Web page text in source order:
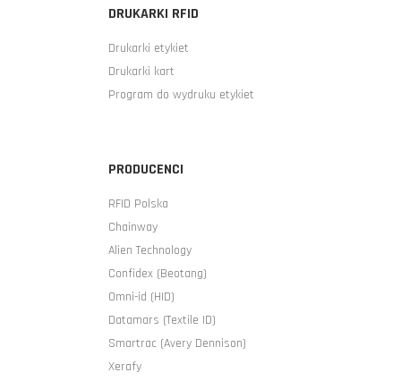
DRUKARKI RFID
Drukarki etykiet
Drukarki kart
Program do wydruku etykiet
PRODUCENCI
RFID Polska
Chainway
Alien Technology
Confidex (Beotang)
Omni-id (HID)
Datamars (Textile ID)
Smartrac (Avery Dennison)
Xerafy